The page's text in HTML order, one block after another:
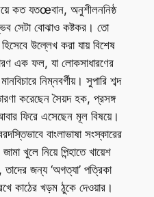
কত যতœবান, অনুশীলননিষ্ঠ
সেটা বোঝাও কষ্টকর। তো
উল্লেখ করা যায় বিশেষ
এক ফল, যা লোকসাধারণের
নিম্নবর্গীয়। সুপারি শব্দ
করেছেন সৈয়দ হক, প্রসঙ্গ
ফিরে এসেছেন মূল বিষয়ে।
বাংলাভাষা সংস্কারের
খুলে নিয়ে পিন্হাতে খায়েশ
তাদের জন্য ‘অগত্যা’ পত্রিকা
কাঠের খড়ম ঠুকে দেওয়ার।